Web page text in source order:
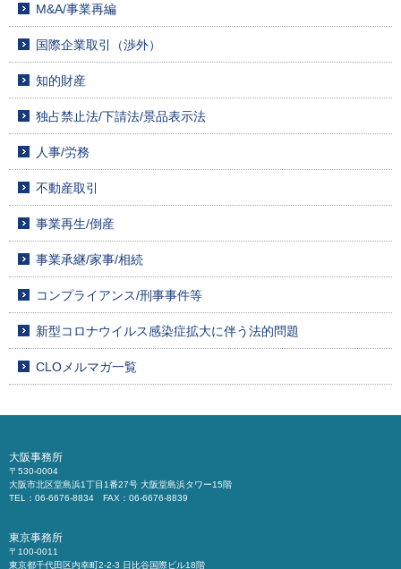
M&A/事業再編
国際企業取引（渉外）
知的財産
独占禁止法/下請法/景品表示法
人事/労務
不動産取引
事業再生/倒産
事業承継/家事/相続
コンプライアンス/刑事事件等
新型コロナウイルス感染症拡大に伴う法的問題
CLOメルマガ一覧
大阪事務所
〒530-0004
大阪市北区堂島浜1丁目1番27号 大阪堂島浜タワー15階
TEL：06-6676-8834 FAX：06-6676-8839
東京事務所
〒100-0011
東京都千代田区内幸町2-2-3 日比谷国際ビル18階